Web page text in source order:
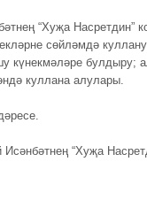
“Хуҗа Насретдин”
сөйләмдә
күнекмәләре булдыру;
куллана алулары.
Исәнбәтнең “Хуҗа